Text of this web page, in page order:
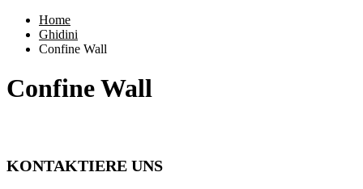
Home
Ghidini
Confine Wall
Confine Wall
KONTAKTIERE UNS